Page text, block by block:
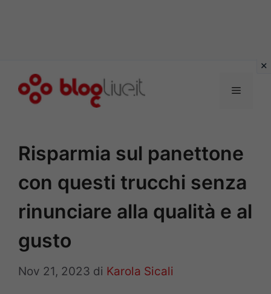
Menu
Risparmia sul panettone
con questi trucchi senza
rinunciare alla qualità e al
gusto
Nov 21, 2023 di Karola Sicali